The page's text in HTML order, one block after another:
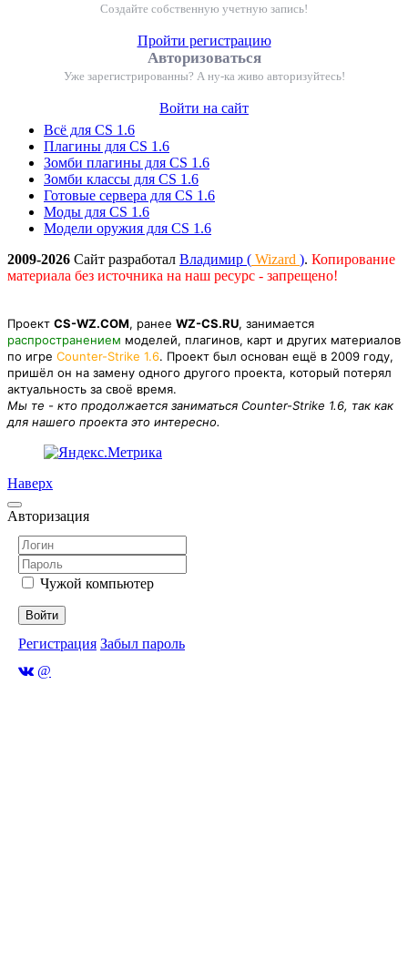
Создайте собственную учетную запись!
Пройти регистрацию
Авторизоваться
Уже зарегистрированны? А ну-ка живо авторизуйтесь!
Войти на сайт
Всё для CS 1.6
Плагины для CS 1.6
Зомби плагины для CS 1.6
Зомби классы для CS 1.6
Готовые сервера для CS 1.6
Моды для CS 1.6
Модели оружия для CS 1.6
2009-2026 Сайт разработал Владимир ( Wizard ). Копирование
материала без источника на наш ресурс - запрещено!
Проект CS-WZ.COM, ранее WZ-CS.RU, занимается
распространением моделей, плагинов, карт и других материалов
по игре Counter-Strike 1.6. Проект был основан ещё в 2009 году,
пришёл он на замену одного другого проекта, который потерял
актуальность за своё время.
Мы те - кто продолжается заниматься Counter-Strike 1.6, так как
для нашего проекта это интересно.
Наверх
Авторизация
Чужой компьютер
Войти
Регистрация Забыл пароль
@